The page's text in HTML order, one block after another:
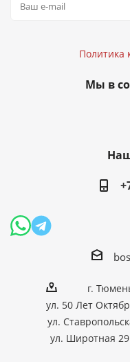
Политика
Мы в
г.
ул. 50 Лет
ул.
ул. Широтная 29